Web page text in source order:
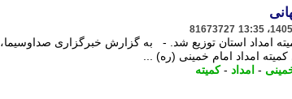
81673727
کمیته امداد استان توزیع شد. - به گزارش خبرگزاری صداوسیما،
امداد امام خمینی (ره) ...
- امداد -کمیته